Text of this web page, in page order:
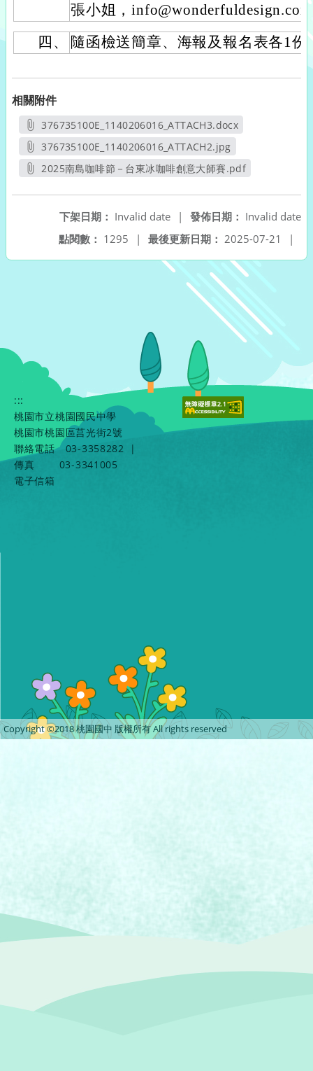
張小姐，
四、
隨函檢送簡章、海報及報名表各1份
相關附件
376735100E_1140206016_ATTACH3.docx
另開新視窗
376735100E_1140206016_ATTACH2.jpg
另開新視窗
2025南島咖啡節－台東冰咖啡創意大師賽.pdf
發佈日期： Invalid date
下架日期： Invalid date
|
最後更新日期： 2025-07-21 |
點閱數： 1295 |
:::
桃園市立桃園國民中學
桃園市桃園區莒光街2號
聯絡電話
03-3358282
|
傳真
03-3341005
電子信箱
Copyright ©2018 桃園國中 版權所有 All rights reserved